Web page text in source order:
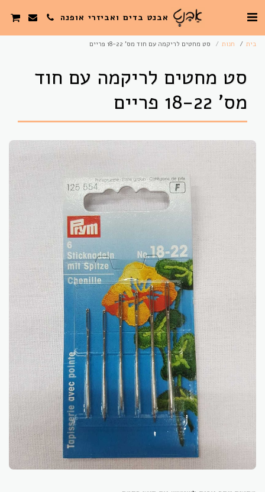
אבנט בדים ואביזרי אופנה
בית חנות סט מחטים לריקמה עם חוד מס' 18-22 פריים
סט מחטים לריקמה עם חוד
מס' 18-22 פריים